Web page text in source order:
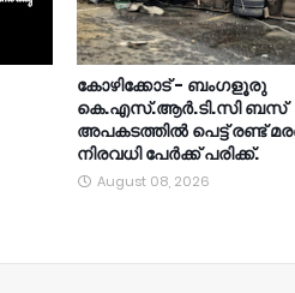
കോഴിക്കോട് - ബംഗളൂരു
കെ.എസ്.ആർ.ടി.സി ബസ്
അപകടത്തിൽ പെട്ട് രണ്ട്
നിരവധി പേർക്ക് പരിക്ക്.
August 08, 2026